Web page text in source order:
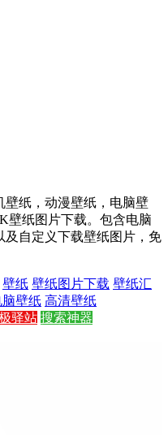
壁纸，动漫壁纸，电脑壁
壁纸图片下载。包含电脑
自定义下载壁纸图片，免
壁纸 壁纸图片下载 壁纸汇
脑壁纸 高清壁纸
驿站 搜索神器